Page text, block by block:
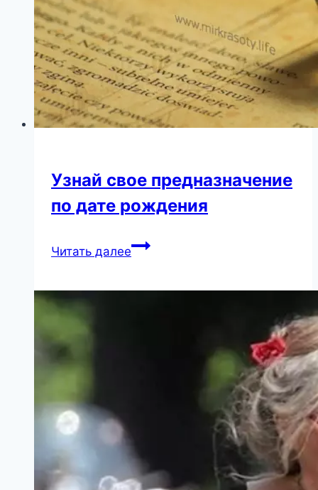
Узнай свое предназначение
по дате рождения
Читать далееУзнай